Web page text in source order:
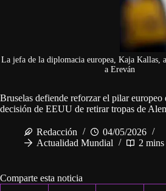
La jefa de la diplomacia europea, Kaja Kallas,
a Ereván
Bruselas defiende reforzar el pilar
decisión de EEUU de retirar tropas de
Redacción
04/05/2026
Actualidad Mundial
2 mins
Comparte esta noticia